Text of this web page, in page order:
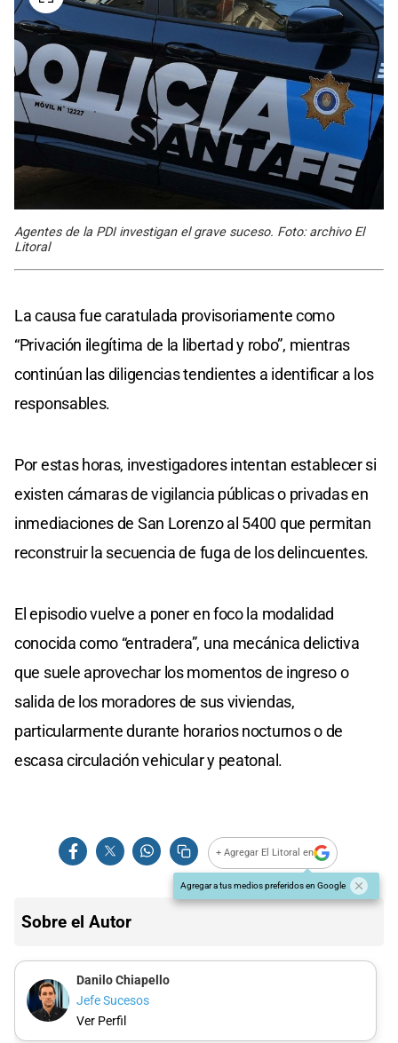
Agentes de la PDI investigan el grave suceso. Foto: archivo El
Litoral
La causa fue caratulada provisoriamente como
“Privación ilegítima de la libertad y robo”, mientras
continúan las diligencias tendientes a identificar a los
responsables.
Por estas horas, investigadores intentan establecer si
existen cámaras de vigilancia públicas o privadas en
inmediaciones de San Lorenzo al 5400 que permitan
reconstruir la secuencia de fuga de los delincuentes.
El episodio vuelve a poner en foco la modalidad
conocida como “entradera”, una mecánica delictiva
que suele aprovechar los momentos de ingreso o
salida de los moradores de sus viviendas,
particularmente durante horarios nocturnos o de
escasa circulación vehicular y peatonal.
+ Agregar El Litoral en
Agregar a tus medios preferidos en Google
Sobre el Autor
Danilo Chiapello
Jefe Sucesos
Ver Perfil